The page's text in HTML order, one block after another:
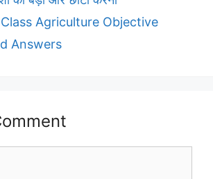
Agriculture Objective
Answers